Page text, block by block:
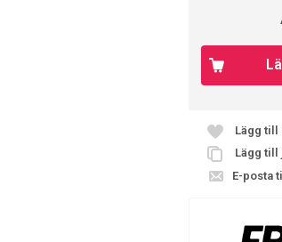
Lägg till
Lägg till
E-posta